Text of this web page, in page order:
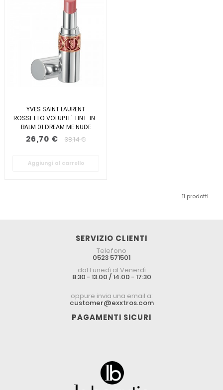
YVES SAINT LAURENT
ROSSETTO VOLUPTE' TINT-IN-
BALM 01 DREAM ME NUDE
26,70 € 38,14 €
Aggiungi al carrello
11 prodotti
SERVIZIO CLIENTI
Telefono
0523 571501
dal Lunedì al Venerdì
8:30 - 13.00 / 14.00 - 17:30
oppure invia una email a:
customer@exxtros.com
PAGAMENTI SICURI